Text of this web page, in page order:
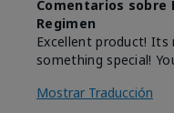
Comentarios sobre
Regimen
Excellent product!
something special!
Mostrar Traducción